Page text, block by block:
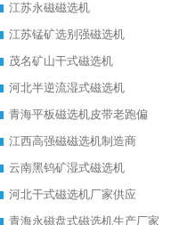
江苏永磁磁选机
江苏锰矿选别强磁选机
茂名矿山干式磁选机
河北半逆流湿式磁选机
青海平板磁选机皮带老跑偏
江西高强磁磁选机制造商
云南黑钨矿湿式磁选机
河北干式磁选机厂家供应
青海永磁盘式磁选机生产厂家